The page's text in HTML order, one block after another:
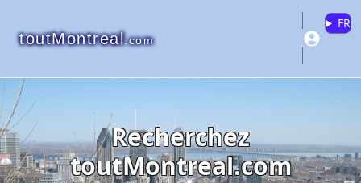
toutMontreal.com
FR
Recherchez
toutMontreal.com